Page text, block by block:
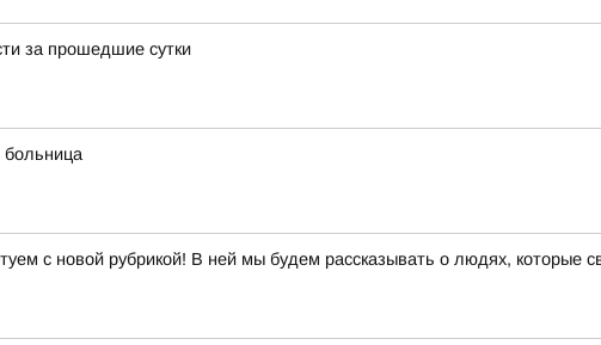
за прошедшие сутки
с новой рубрикой! В ней мы будем рассказывать о людях, которые